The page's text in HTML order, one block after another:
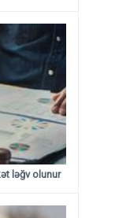
ləğv olunur